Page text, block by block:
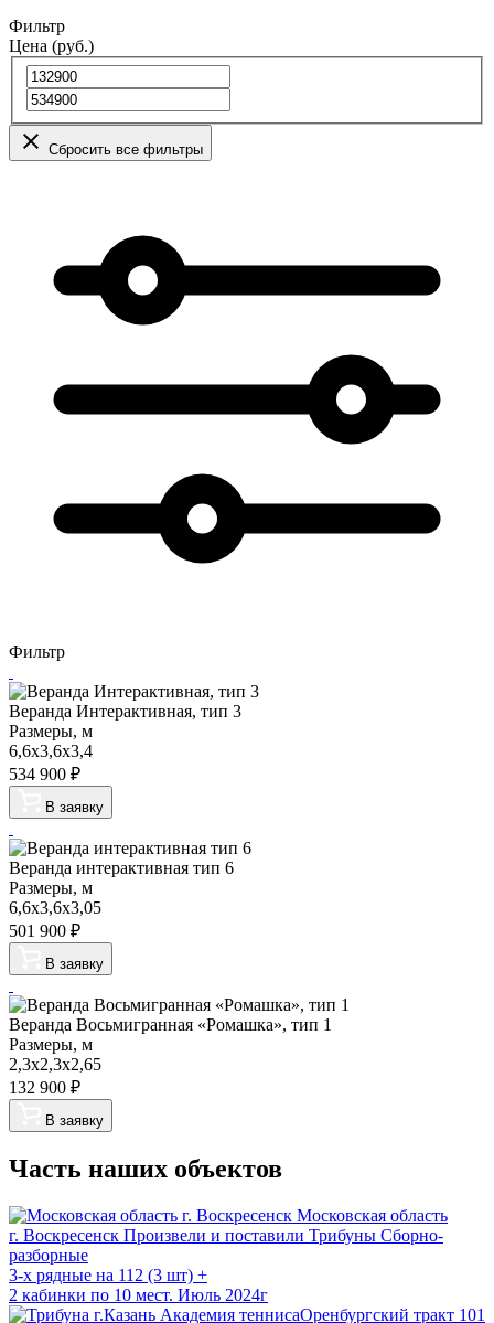
Фильтр
Цена (руб.)
Сбросить все фильтры
Фильтр
Веранда Интерактивная, тип 3
Размеры, м
6,6х3,6х3,4
534 900 ₽
В заявку
Веранда интерактивная тип 6
Размеры, м
6,6х3,6х3,05
501 900 ₽
В заявку
Веранда Восьмигранная «Ромашка», тип 1
Размеры, м
2,3х2,3х2,65
132 900 ₽
В заявку
Часть наших объектов
Московская область
г. Воскресенск Произвели и поставили Трибуны Сборно-
разборные
3-х рядные на 112 (3 шт) +
2 кабинки по 10 мест. Июль 2024г